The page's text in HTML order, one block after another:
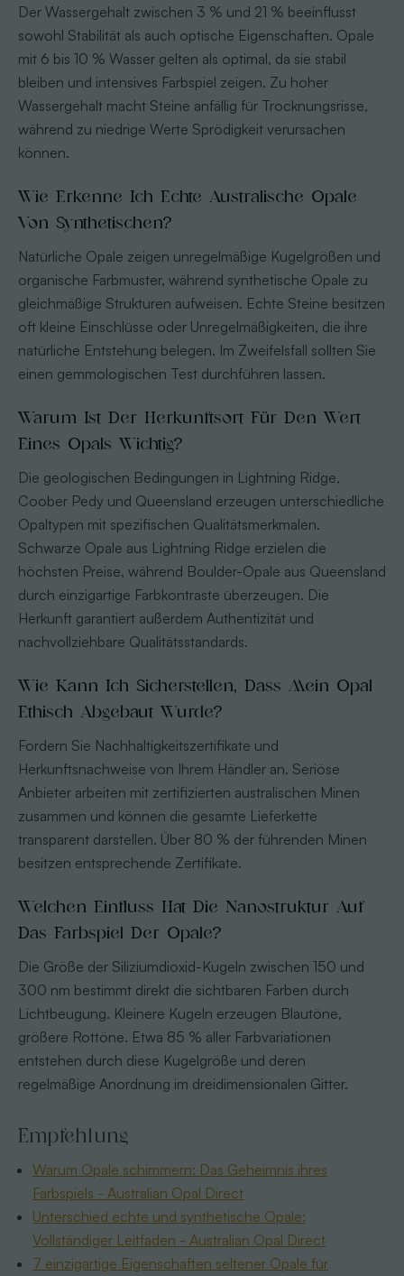
Der Wassergehalt zwischen 3 % und 21 % beeinflusst
sowohl Stabilität als auch optische Eigenschaften. Opale
mit 6 bis 10 % Wasser gelten als optimal, da sie stabil
bleiben und intensives Farbspiel zeigen. Zu hoher
Wassergehalt macht Steine anfällig für Trocknungsrisse,
während zu niedrige Werte Sprödigkeit verursachen
können.
Wie Erkenne Ich Echte Australische Opale
Von Synthetischen?
Natürliche Opale zeigen unregelmäßige Kugelgrößen und
organische Farbmuster, während synthetische Opale zu
gleichmäßige Strukturen aufweisen. Echte Steine besitzen
oft kleine Einschlüsse oder Unregelmäßigkeiten, die ihre
natürliche Entstehung belegen. Im Zweifelsfall sollten Sie
einen gemmologischen Test durchführen lassen.
Warum Ist Der Herkunftsort Für Den Wert
Eines Opals Wichtig?
Die geologischen Bedingungen in Lightning Ridge,
Coober Pedy und Queensland erzeugen unterschiedliche
Opaltypen mit spezifischen Qualitätsmerkmalen.
Schwarze Opale aus Lightning Ridge erzielen die
höchsten Preise, während Boulder-Opale aus Queensland
durch einzigartige Farbkontraste überzeugen. Die
Herkunft garantiert außerdem Authentizität und
nachvollziehbare Qualitätsstandards.
Wie Kann Ich Sicherstellen, Dass Mein Opal
Ethisch Abgebaut Wurde?
Fordern Sie Nachhaltigkeitszertifikate und
Herkunftsnachweise von Ihrem Händler an. Seriöse
Anbieter arbeiten mit zertifizierten australischen Minen
zusammen und können die gesamte Lieferkette
transparent darstellen. Über 80 % der führenden Minen
besitzen entsprechende Zertifikate.
Welchen Einfluss Hat Die Nanostruktur Auf
Das Farbspiel Der Opale?
Die Größe der Siliziumdioxid-Kugeln zwischen 150 und
300 nm bestimmt direkt die sichtbaren Farben durch
Lichtbeugung. Kleinere Kugeln erzeugen Blautöne,
größere Rottöne. Etwa 85 % aller Farbvariationen
entstehen durch diese Kugelgröße und deren
regelmäßige Anordnung im dreidimensionalen Gitter.
Empfehlung
Warum Opale schimmern: Das Geheimnis ihres
Farbspiels - Australian Opal Direct
Unterschied echte und synthetische Opale:
Vollständiger Leitfaden - Australian Opal Direct
7 einzigartige Eigenschaften seltener Opale für